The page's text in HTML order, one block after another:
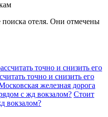
отеля. Они отмечены
точно и снизить его
железная дорога
Стоит
вокзалом?